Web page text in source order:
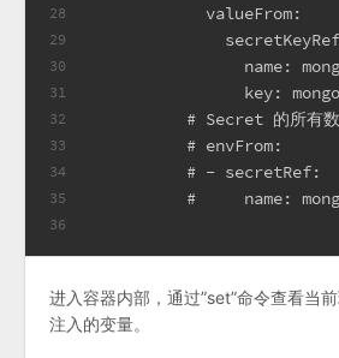
28
29
30
31
32
33
34
35
36
            valueFrom:
name:
key:
# Secret 的所有数
          # envFrom:
          # - secretRef:
#     name:
进入容器内部，通过”set”命令查看当
注入的变量。